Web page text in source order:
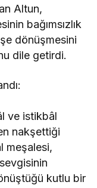
Altun,
bağımsızlık
dönüşmesini
dile getirdi.
ve istikbâl
nakşettiği
meşalesi,
kutlu bir